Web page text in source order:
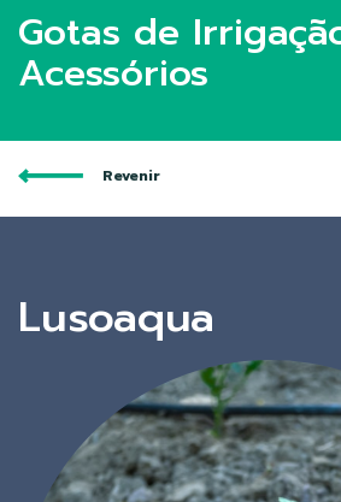
Gotas de
Acessórios
Revenir
Lusoaqua